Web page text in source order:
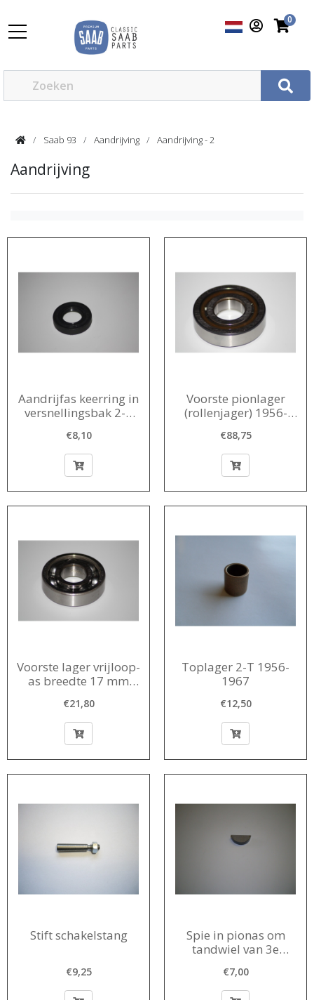
0
Saab 93 Aandrijving Aandrijving - 2
Aandrijving
Aandrijfas keerring in
versnellingsbak 2-T
aandrijfmeenemer
€8,10
Voorste pionlager
(rollenjager) 1956-
€88,75
Voorste lager vrijloop-
as breedte 17 mm
€21,80
Toplager 2-T 1956-
1967
€12,50
Stift schakelstang
€9,25
Spie in pionas om
tandwiel van 3e
blokkeren (halve
maan spie) 1956-
€7,00